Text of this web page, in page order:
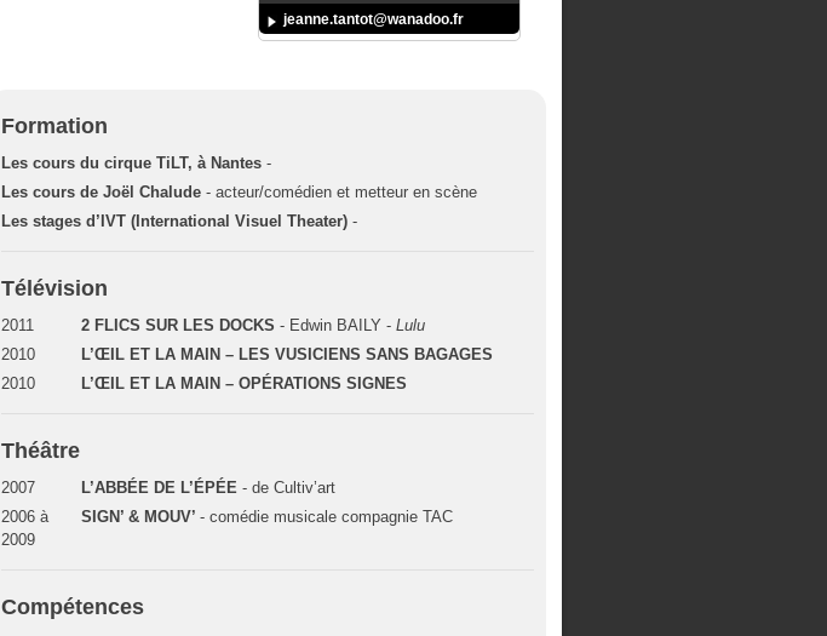
jeanne.tantot@wanadoo.fr
Formation
Les cours du cirque TiLT, à Nantes -
Les cours de Joël Chalude - acteur/comédien et metteur en scène
Les stages d’IVT (International Visuel Theater) -
Télévision
2011 2 FLICS SUR LES DOCKS- Edwin BAILY -Lulu
2010
L’ŒIL ET LA MAIN – LES VUSICIENS SANS BAGAGES
2010
L’ŒIL ET LA MAIN – OPÉRATIONS SIGNES
Théâtre
2007 L’ABBÉE DE L’ÉPÉE- de Cultiv’art
2006 à
2009
SIGN’ & MOUV’- comédie musicale compagnie TAC
Compétences